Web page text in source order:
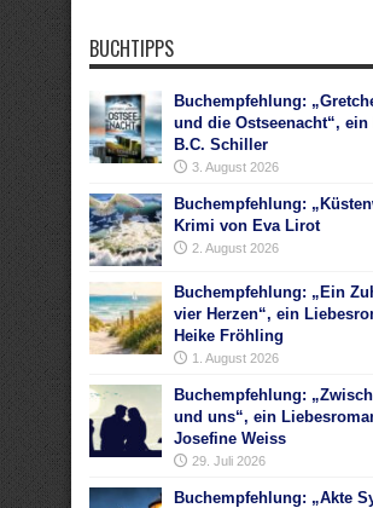
BUCHTIPPS
Buchempfehlung:
und die Ostseenacht“,
B.C. Schiller
3. August 2026
Buchempfehlung:
Krimi von Eva Lirot
2. August 2026
Buchempfehlung: „Ein
vier Herzen“, ein
Heike Fröhling
1. August 2026
Buchempfehlung:
und uns“, ein
Josefine Weiss
29. Juli 2026
Buchempfehlung: „Akte